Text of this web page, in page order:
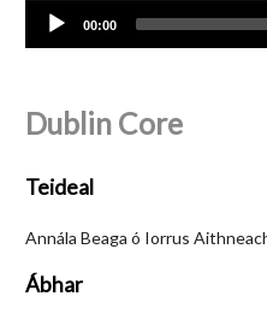
Audio
Player
00:00
Dublin Core
Teideal
Annála Beaga ó Iorrus
Ábhar